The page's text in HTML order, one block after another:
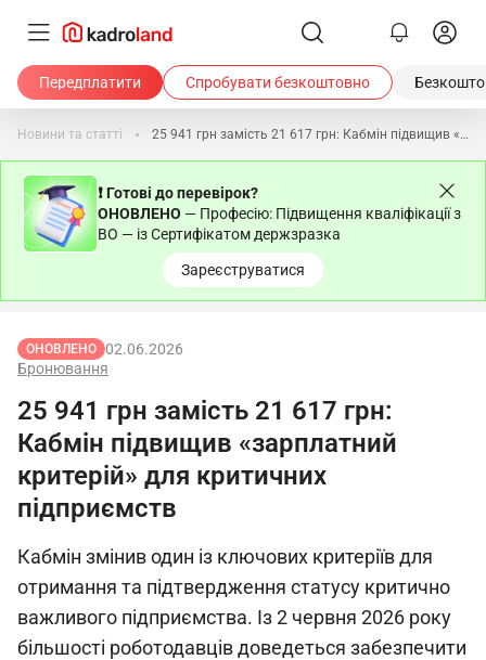
Передплатити Спробувати безкоштовно
Новини та статті 25 941 грн замість 21 617 грн: Кабмін підвищив «зарплатний критерій» для критичних підприємств
❗ Готові до перевірок?
ОНОВЛЕНО — Професію: Підвищення кваліфікації з
ВО — із Сертифікатом держзразка
Зареєструватися
ОНОВЛЕНО
Бронювання
02.06.2026
25 941 грн замість 21 617 грн:
Кабмін підвищив «зарплатний
критерій» для критичних
підприємств
Кабмін змінив один із ключових критеріїв для
отримання та підтвердження статусу критично
важливого підприємства. Із 2 червня 2026 року
більшості роботодавців доведеться забезпечити